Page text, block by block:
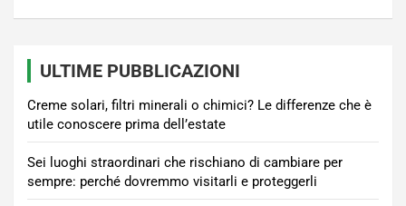
ULTIME PUBBLICAZIONI
Creme solari, filtri minerali o chimici? Le differenze che è
utile conoscere prima dell’estate
Sei luoghi straordinari che rischiano di cambiare per
sempre: perché dovremmo visitarli e proteggerli